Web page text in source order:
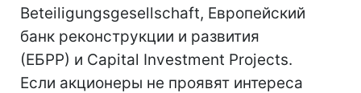
Beteiligungsgesellschaft, Европейский
банк реконструкции и развития
(ЕБРР) и Capital Investment Projects.
Если акционеры не проявят интереса